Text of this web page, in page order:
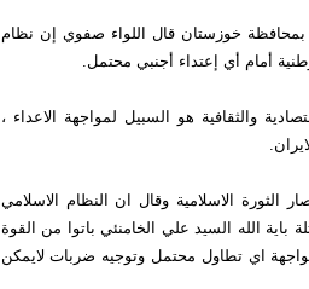
بمحافظة خوزستان قال اللواء صفوي إن نظام
أمام أي إعتداء أجنبي محتمل.
والثقافية هو السبيل لمواجهة الاعداء ،
الاسلامية وقال ان النظام الاسلامي
باية الله السيد علي الخامنئي باتوا من القوة
اي تطاول محتمل وتوجيه ضربات لايمكن